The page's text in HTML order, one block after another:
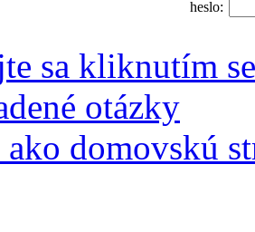
heslo:
sa kliknutím
otázky
domovskú